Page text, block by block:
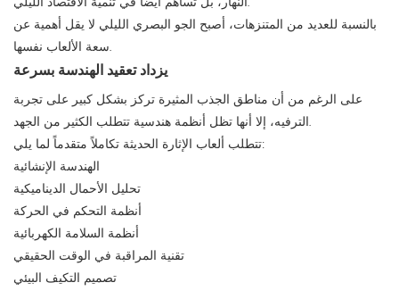
بالنسبة للعديد من المتنزهات، أصبح الجو البصري الليلي لا يقل أهمية عن
يزداد تعقيد الهندسة بسرعة
على الرغم من أن مناطق الجذب المثيرة تركز بشكل كبير على تجربة
تتطلب ألعاب الإثارة الحديثة تكاملاً متقدماً لما يلي:
الهندسة الإنشائية
تحليل الأحمال الديناميكية
أنظمة التحكم في الحركة
أنظمة السلامة الكهربائية
تقنية المراقبة في الوقت الحقيقي
تصميم التكيف البيئي